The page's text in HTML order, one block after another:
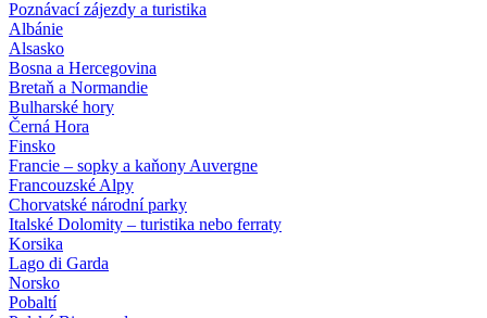
Poznávací zájezdy a turistika
Albánie
Alsasko
Bosna a Hercegovina
Bretaň a Normandie
Bulharské hory
Černá Hora
Finsko
Francie – sopky a kaňony Auvergne
Francouzské Alpy
Chorvatské národní parky
Italské Dolomity – turistika nebo ferraty
Korsika
Lago di Garda
Norsko
Pobaltí